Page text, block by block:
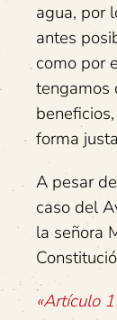
agua, por
antes
como por
tengamos
forma
A pesar
caso del
la señora
«Artículo